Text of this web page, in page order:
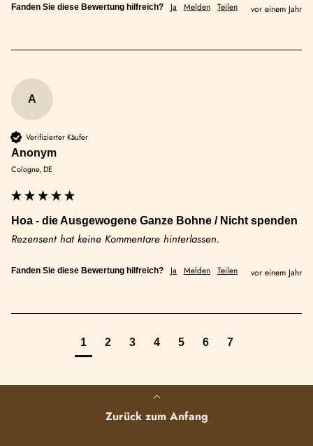
Fanden Sie diese Bewertung hilfreich? Ja Melden Teilen vor einem Jahr
A
Verifizierter Käufer
Anonym
Cologne, DE
Hoa - die Ausgewogene Ganze Bohne / Nicht spenden
Rezensent hat keine Kommentare hinterlassen.
Fanden Sie diese Bewertung hilfreich? Ja Melden Teilen vor einem Jahr
1 2 3 4 5 6 7
Zurück zum Anfang